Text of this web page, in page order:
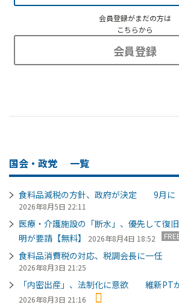
会員登録がまだの方は
こちらから
会員登録
国会・政党 一覧
食料品減税の方針、政府が決定 9月に
2026年8月5日 22:11
医療・介護施設の「断水」、優先して
明が要請【無料】
2026年8月4日 18:52
食料品消費税の対応、税調会長に一任
2026年8月3日 21:25
「内密出産」、法制化に意欲 維新PT
2026年8月3日 21:16